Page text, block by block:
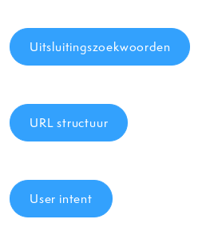
Uitsluitingszoekwoorden
URL structuur
User intent